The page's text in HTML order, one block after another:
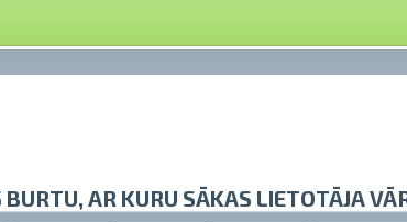
BURTU, AR KURU SĀKAS LIETOTĀJA